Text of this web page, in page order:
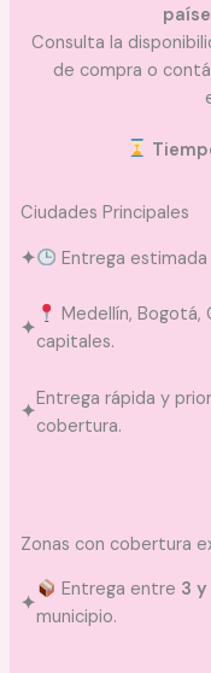
Consulta la
de compra o
Ciudades Principales
✦
Entrega
✦
Medellín, Bogotá,
capitales.
✦
Entrega rápida y
cobertura.
Zonas con cobertura
✦
Entrega entre 3
municipio.